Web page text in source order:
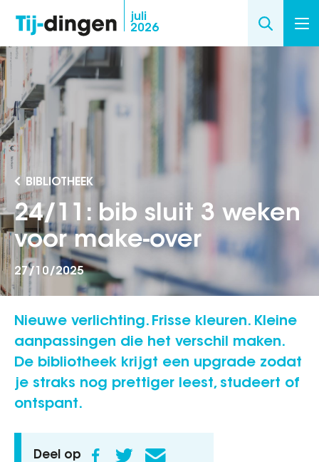
naar
de
inhoud
gaan
juli
2026
BIBLIOTHEEK
24/11: bib sluit 3 weken
voor make-over
27/10/2025
Nieuwe verlichting. Frisse kleuren. Kleine
aanpassingen die het verschil maken.
De bibliotheek krijgt een upgrade zodat
je straks nog prettiger leest, studeert of
ontspant.
Deel op